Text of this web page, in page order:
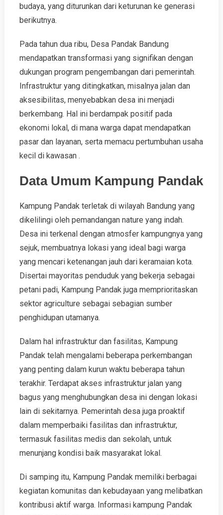
budaya, yang diturunkan dari keturunan ke generasi
berikutnya.
Pada tahun dua ribu, Desa Pandak Bandung
mendapatkan transformasi yang signifikan dengan
dukungan program pengembangan dari pemerintah.
Infrastruktur yang ditingkatkan, misalnya jalan dan
aksesibilitas, menyebabkan desa ini menjadi
berkembang. Hal ini berdampak positif pada
ekonomi lokal, di mana warga dapat mendapatkan
pasar dan layanan, serta memacu pertumbuhan usaha
kecil di kawasan .
Data Umum Kampung Pandak
Kampung Pandak terletak di wilayah Bandung yang
dikelilingi oleh pemandangan nature yang indah.
Desa ini terkenal dengan atmosfer kampungnya yang
sejuk, membuatnya lokasi yang ideal bagi warga
yang mencari ketenangan jauh dari keramaian kota.
Disertai mayoritas penduduk yang bekerja sebagai
petani padi, Kampung Pandak juga memprioritaskan
sektor agriculture sebagai sebagian sumber
penghidupan utamanya.
Dalam hal infrastruktur dan fasilitas, Kampung
Pandak telah mengalami beberapa perkembangan
yang penting dalam kurun waktu beberapa tahun
terakhir. Terdapat akses infrastruktur jalan yang
bagus yang menghubungkan desa ini dengan lokasi
lain di sekitarnya. Pemerintah desa juga proaktif
dalam memperbaiki fasilitas dan infrastruktur,
termasuk fasilitas medis dan sekolah, untuk
menunjang kondisi baik masyarakat lokal.
Di samping itu, Kampung Pandak memiliki berbagai
kegiatan komunitas dan kebudayaan yang melibatkan
kontribusi aktif warga. Informasi kampung Pandak